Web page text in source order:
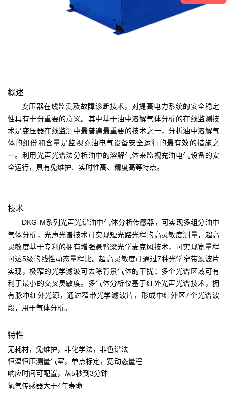
概述
变压器在线监测及故障诊断技术，对提高电力系统的安全稳定
性具有十分重要的意义。其中基于油中溶解气体分析的在线监测技
术是变压器在线监测中最普遍最重要的技术之一，分析油中溶解气
体的组份和含量是监视充油电气设备安全运行的最有效的措施之
一。利用光声光谱法分析油中的溶解气体来监视充油电气设备的安
全运行，具有免维护、实时性高、精度高等特点。
技术
DKG-M系列光声光谱油中气体分析传感器，可实现多组分油中
气体分析，光声光谱技术可实现短光路光程的高灵敏度测量，超高
灵敏度基于专利的拥有增强悬臂梁光学麦克风技术，可实现宽量程
可达5级的线性动态量程比。超高灵敏度可通过7种光学窄带滤波片
实现，极窄的光学滤波可去除背景气体的干扰；多个光谱区域可有
利于最小的交叉灵敏度。多气体分析仪基于红外光声光谱技术，拥
有脉冲红外光源，通过窄带光学滤波片，形成中红外区7个光谱波
段，用于气体分析。
特性
无耗材，免维护，非化学法，非色谱法
恒温恒压测量气室，单点标定，宽动态量程
响应时间可配置，从5秒到3分钟
氢气传感器大于4年寿命